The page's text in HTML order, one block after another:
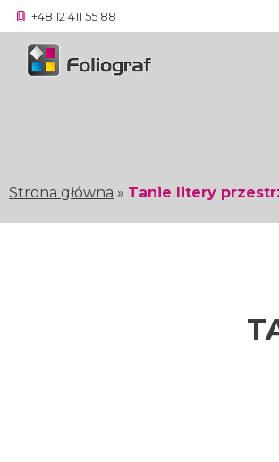
+48 12 411 55 88
Strona główna » Tanie litery